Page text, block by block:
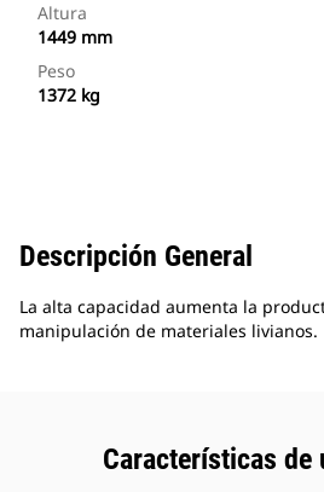
Altura
1449 mm
Peso
1372 kg
Descripción General
La alta capacidad aumenta la
manipulación de materiales livianos.
Características de